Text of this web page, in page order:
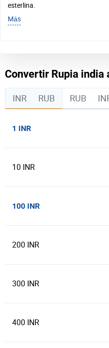
esterlina.
Más
Convertir Rupia india
INR RUB RUB
1 INR
10 INR
100 INR
200 INR
300 INR
400 INR